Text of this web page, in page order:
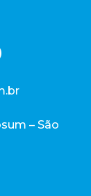
– São